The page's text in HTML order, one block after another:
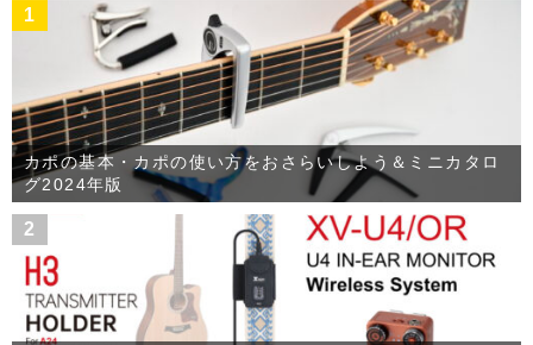
1
カポの基本・カポの使い方をおさらいしよう＆ミニカタロ
グ2024年版
2